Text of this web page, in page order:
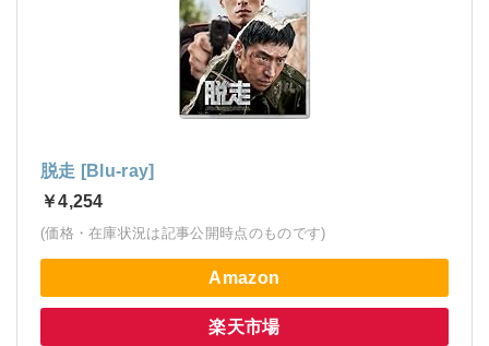
脱走 [Blu-ray]
￥4,254
(価格・在庫状況は記事公開時点のものです)
Amazon
楽天市場